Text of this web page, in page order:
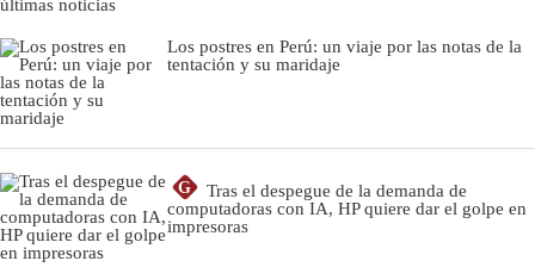
últimas noticias
Los postres en Perú: un viaje por las notas de la
tentación y su maridaje
G
Tras el despegue de la demanda de
computadoras con IA, HP quiere dar el golpe en
impresoras